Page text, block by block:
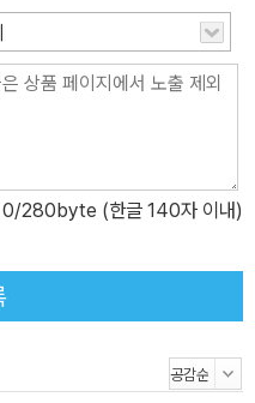
련법을 개발하기 시작했다.
행동과 훈련에 대한 깨달음도
련법에 관심을 가지게 되었고
도 훈련시키면서 개에 대한
이는 반응을 ‘읽어야 한다’고
소통 수단을 사용하므로 우리
연하다. 그래서 우리는 개의
, 개의 관점에서 개가 세상을
야 한다. 강아지가 여러분을 따
지가 무슨 말을 하려는지 먼저
이에서 강아지를 이해하는 것
0/280byte (한글 140자 이내)